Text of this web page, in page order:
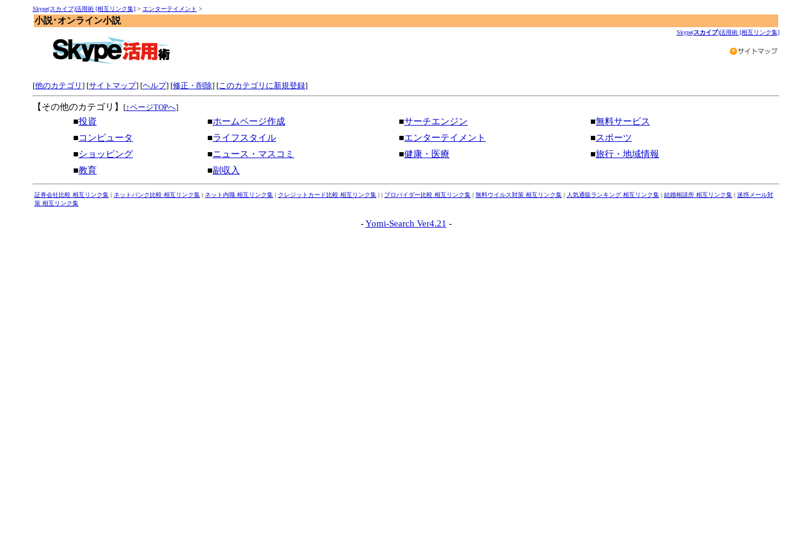
Skype(スカイプ)活用術 [相互リンク集]> エンターテイメント >
小説･オンライン小説
Skype(スカイプ)活用術 [相互リンク集]
[他のカテゴリ ] [サイトマップ] [ヘルプ] [修正・削除] [このカテゴリに新規登録]
【その他のカテゴリ】 [↑ページTOPへ]
■投資 ■ホームページ作成 ■サーチエンジン ■無料サービス
■コンピュータ ■ライフスタイル ■エンターテイメント ■スポーツ
■ショッピング ■ニュース・マスコミ ■健康・医療 ■旅行・地域情報
■教育 ■副収入
証券会社比較 相互リンク集 | ネットバンク比較 相互リンク集 | ネット内職 相互リンク集 | クレジットカード比較 相互リンク集 | | プロバイダー比較 相互リンク集 | 無料ウイルス対策 相互リンク集 | 人気通販ランキング 相互リンク集 | 結婚相談所 相互リンク集 | 迷惑メール対
策 相互リンク集
-Yomi-Search Ver4.21 -